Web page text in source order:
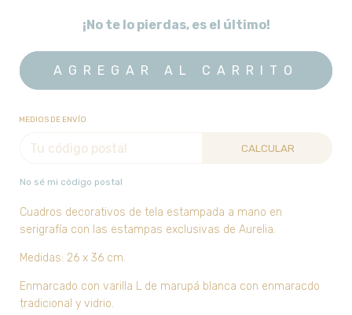
¡No te lo pierdas, es el último!
MEDIOS DE ENVÍO
CALCULAR
No sé mi código postal
Cuadros decorativos de tela estampada a mano en
serigrafía con las estampas exclusivas de Aurelia.
Medidas: 26 x 36 cm.
Enmarcado con varilla L de marupá blanca con enmaracdo
tradicional y vidrio.